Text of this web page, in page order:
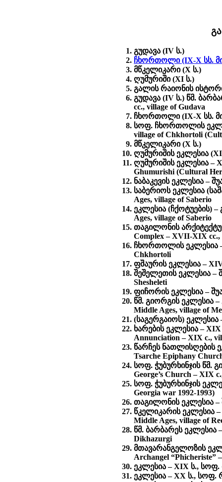
გუდავა (IV ს.)
ჩხორთოლი (IX-X სს.
მწკელიკარი (X ს.)
ღუმურიში (XI ს.)
გალის რაიონის
გუდავა (IV ს.) წმ.
cc., village of Gudava
ჩხორთოლი (IX-X სს.
სოფ. ჩხორთოლის
village of Chkhortoli
მწკელიკარი (X ს.)
ღუმურიშის ეკლესია
ღუმურიშის ეკლესია –
Ghumurishi (Cultural
ნაბაკევის ეკლესია –
საბერიოს ეკლესია
Ages, village of Saberio
ეკლესია (ჩქოტუების) –
Ages, village of Saberio
თაგილონის
Complex – XVII-XIX cc.,
ჩხორთოლის ეკლესია –
Chkhortoli
ფშაურის ეკლესია –
შეშელეთის ეკლესია –
Shesheleti
ფიჩორის ეკლესია –
წმ. გიორგის ეკლესია –
Middle Ages, village of
(საგერგაიოს) ეკლესია
ხარების ეკლესია –
Annunciation – XIX c.,
წარჩეს ნათლისღების
Tsarche Epiphany
სოფ. ჭუბურხინჯის წმ.
George’s Church – XIX
სოფ. ჭუბურხინჯის
Georgia war 1992-1993)
თაგილონის ეკლესია –
წკელიკარის ეკლესია
Middle Ages, village of
წმ. ბარბარეს ეკლესია
Dikhazurgi
მთავარანგელოზის
Archangel “Phicheriste”
ეკლესია – XIX ს., სოფ.
ეკლესია – XX ს., სოფ.